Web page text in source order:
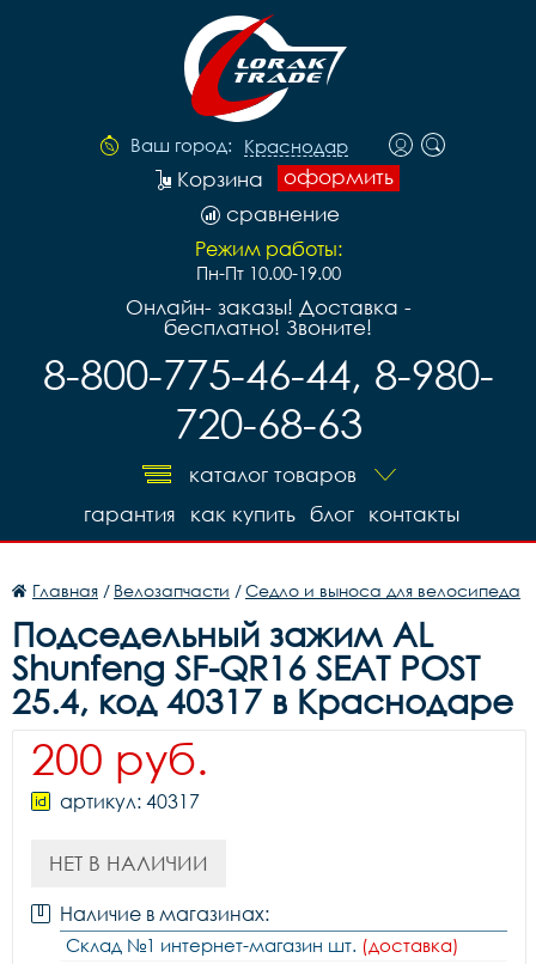
Ваш город: Краснодар
оформить
Корзина
сравнение
Режим работы:
Пн-Пт 10.00-19.00
Онлайн- заказы! Доставка -
бесплатно! Звоните!
8-800-775-46-44, 8-980-
720-68-63
каталог товаров
контакты
блог
как купить
гарантия
Главная / Велозапчасти /Седло и выноса для велосипеда
Подседельный зажим AL
Shunfeng SF-QR16 SEAT POST
25.4, код 40317 в Краснодаре
200 руб.
артикул: 40317
НЕТ В НАЛИЧИИ
Наличие в магазинах:
Склад №1 интернет-магазин шт. (доставка)